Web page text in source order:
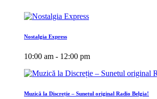
Nostalgia Express
10:00 am - 12:00 pm
Muzică la Discreție – Sunetul original Radio Belgia!